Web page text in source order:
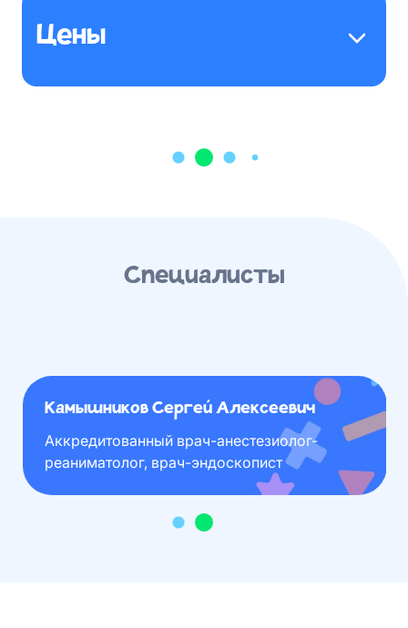
Цены
Специалисты
Камышников Сергей Алексеевич
Аккредитованный врач-анестезиолог-
реаниматолог, врач-эндоскопист